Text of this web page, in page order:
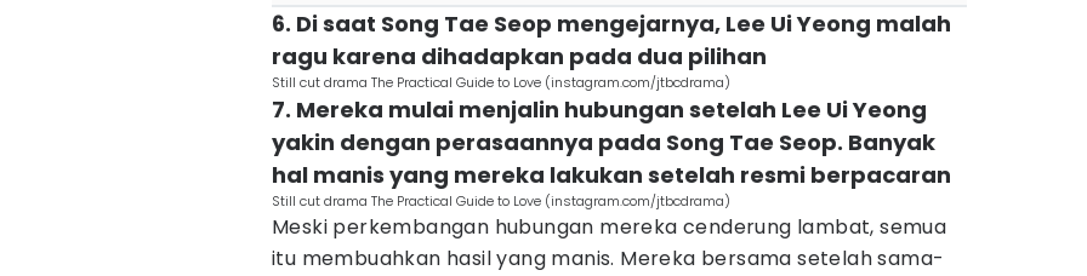
6. Di saat Song Tae Seop mengejarnya, Lee Ui Yeong malah
ragu karena dihadapkan pada dua pilihan
Still cut drama The Practical Guide to Love (instagram.com/jtbcdrama)
7. Mereka mulai menjalin hubungan setelah Lee Ui Yeong
yakin dengan perasaannya pada Song Tae Seop. Banyak
hal manis yang mereka lakukan setelah resmi berpacaran
Still cut drama The Practical Guide to Love (instagram.com/jtbcdrama)
Meski perkembangan hubungan mereka cenderung lambat, semua
itu membuahkan hasil yang manis. Mereka bersama setelah sama-